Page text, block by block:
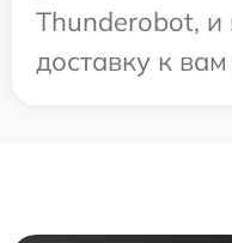
Thunderobot,
доставку к